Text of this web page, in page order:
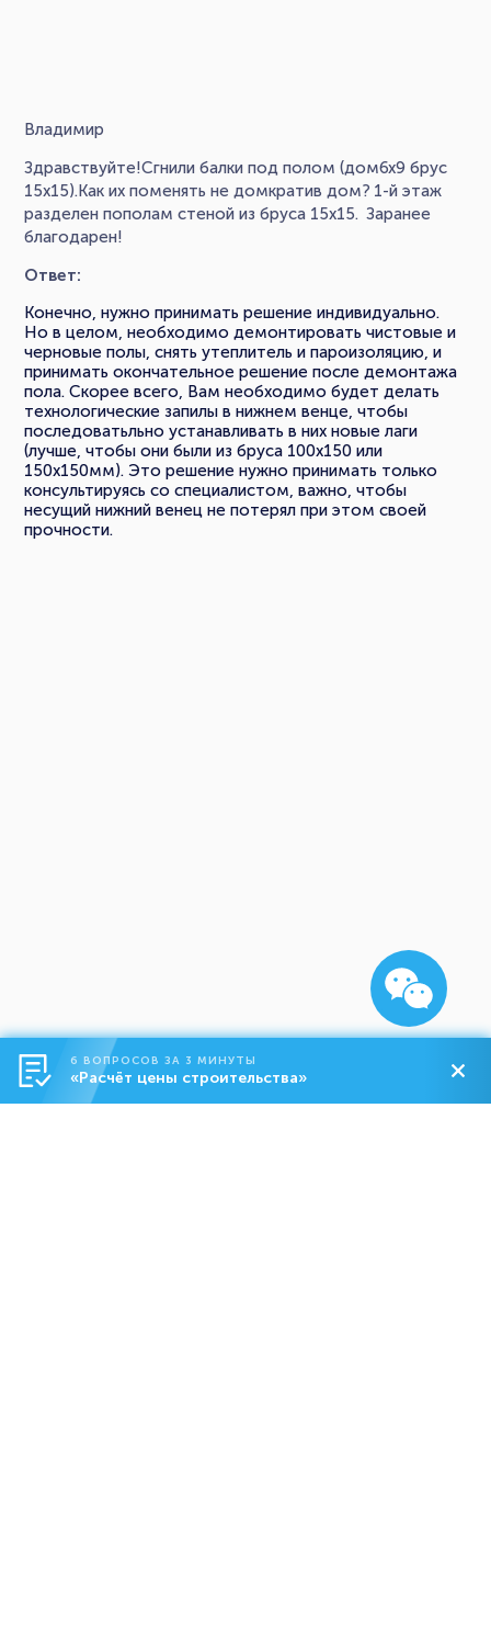
Владимир
Здравствуйте!Сгнили балки под полом (дом6х9 брус
15х15).Как их поменять не домкратив дом? 1-й этаж
разделен пополам стеной из бруса 15х15. Заранее
благодарен!
Ответ:
Конечно, нужно принимать решение индивидуально.
Но в целом, необходимо демонтировать чистовые и
черновые полы, снять утеплитель и пароизоляцию, и
принимать окончательное решение после демонтажа
пола. Скорее всего, Вам необходимо будет делать
технологические запилы в нижнем венце, чтобы
последоватьльно устанавливать в них новые лаги
(лучше, чтобы они были из бруса 100х150 или
150х150мм). Это решение нужно принимать только
консультируясь со специалистом, важно, чтобы
несущий нижний венец не потерял при этом своей
прочности.
6 ВОПРОСОВ ЗА 3 МИНУТЫ
«Расчёт цены строительства»